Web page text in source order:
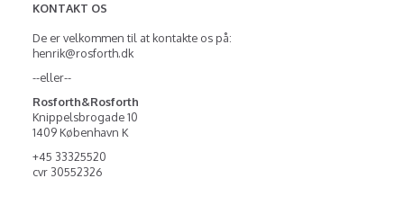
KONTAKT OS
De er velkommen til at kontakte os på:
henrik@rosforth.dk
--eller--
Rosforth&Rosforth
Knippelsbrogade 10
1409 København K
+45 33325520
cvr 30552326